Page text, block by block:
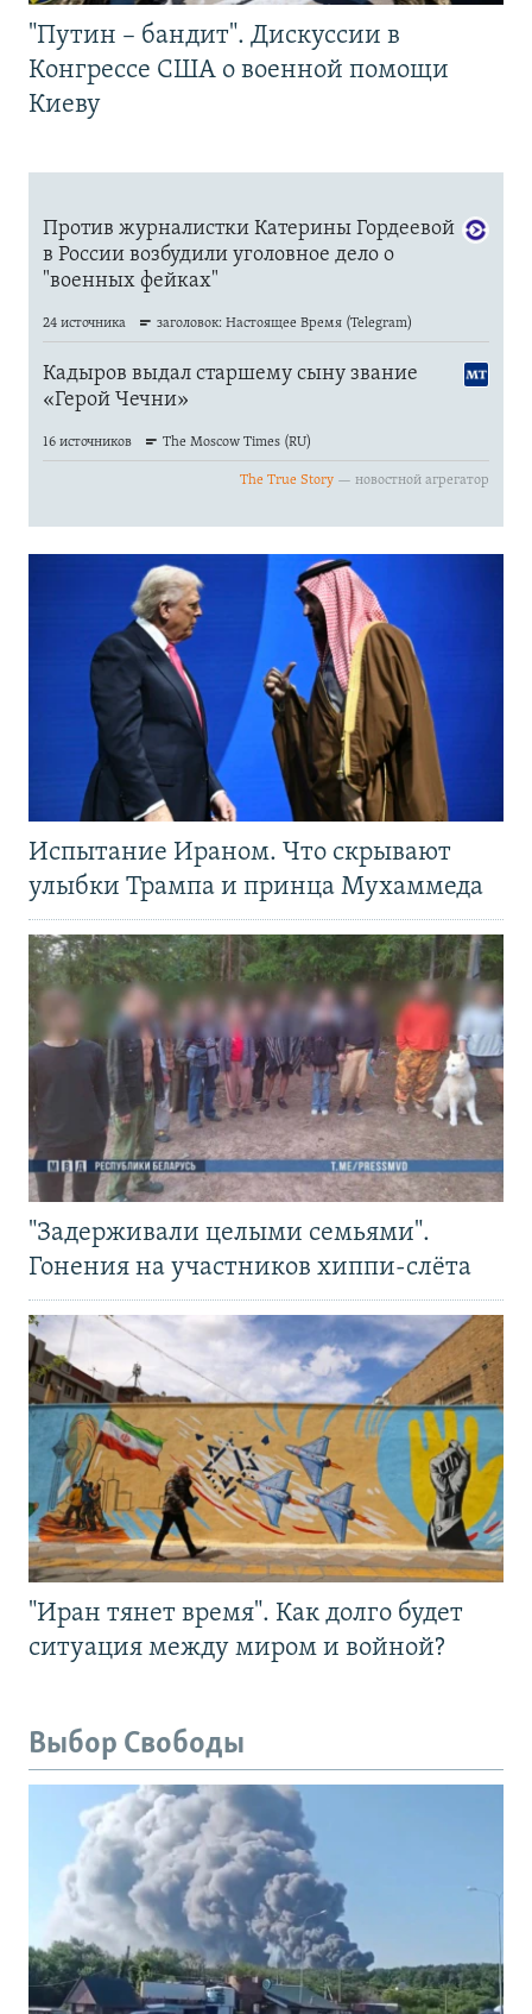
"Путин – бандит". Дискуссии в
Конгрессе США о военной помощи
Киеву
Испытание Ираном. Что скрывают
улыбки Трампа и принца Мухаммеда
"Задерживали целыми семьями".
Гонения на участников хиппи-слёта
"Иран тянет время". Как долго будет
ситуация между миром и войной?
Выбор Свободы